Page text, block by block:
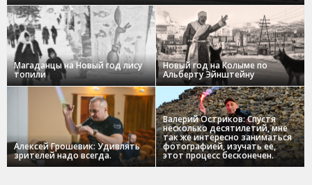
Магаданцы на Новый год лису
топили
Новый год на Колыме по
Альберту Эйнштейну
Алексей Грошевик: Удивлять
зрителей надо всегда.
Валерий Остриков: Спустя
несколько десятилетий, мне
так же интересно заниматься
фотографией, изучать ее,
этот процесс бесконечен.